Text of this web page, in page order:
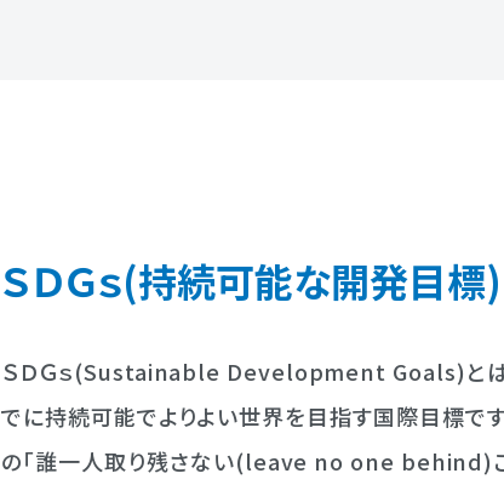
ＳＤＧｓ(持続可能な開発目標)
ＳＤＧｓ(Sustainable Development Goals)とは
でに持続可能でよりよい世界を目指す国際目標で
の「誰一人取り残さない(leave no one behind)こ